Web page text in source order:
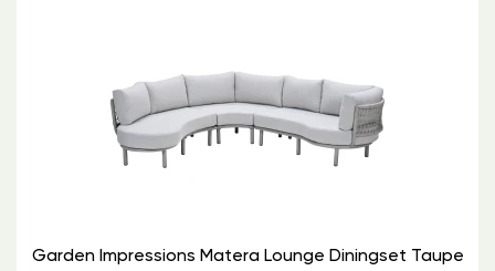
Garden Impressions Matera Lounge Diningset Taupe